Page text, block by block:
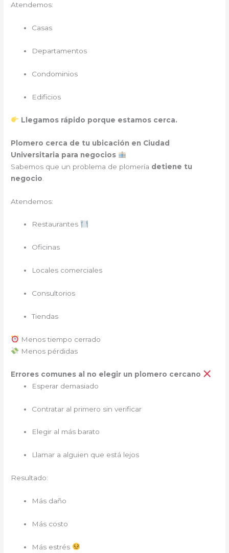
Atendemos:
Casas
Departamentos
Condominios
Edificios
Llegamos rápido porque estamos cerca.
Plomero cerca de tu ubicación en Ciudad
Universitaria para negocios
Sabemos que un problema de plomería detiene tu
negocio
Atendemos:
Restaurantes
Oficinas
Locales comerciales
Consultorios
Tiendas
Menos tiempo cerrado
Menos pérdidas
Errores comunes al no elegir un plomero cercano
Esperar demasiado
Contratar al primero sin verificar
Elegir al más barato
Llamar a alguien que está lejos
Resultado:
Más daño
Más costo
Más estrés